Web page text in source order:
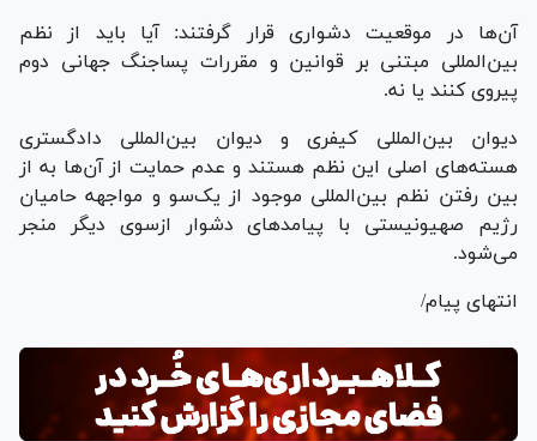
آن‌ها در موقعیت دشواری قرار گرفتند: آیا باید از نظم
بین‌المللی مبتنی بر قوانین و مقررات پساجنگ جهانی دوم
پیروی کنند یا نه.
دیوان بین‌المللی کیفری و دیوان بین‌المللی دادگستری
هسته‌های اصلی این نظم هستند و عدم حمایت از آن‌ها به از
بین رفتن نظم بین‌المللی موجود از یک‌سو و مواجهه حامیان
رژیم صهیونیستی با پیامد‌های دشوار ازسوی دیگر منجر
می‌شود.
انتهای پیام/